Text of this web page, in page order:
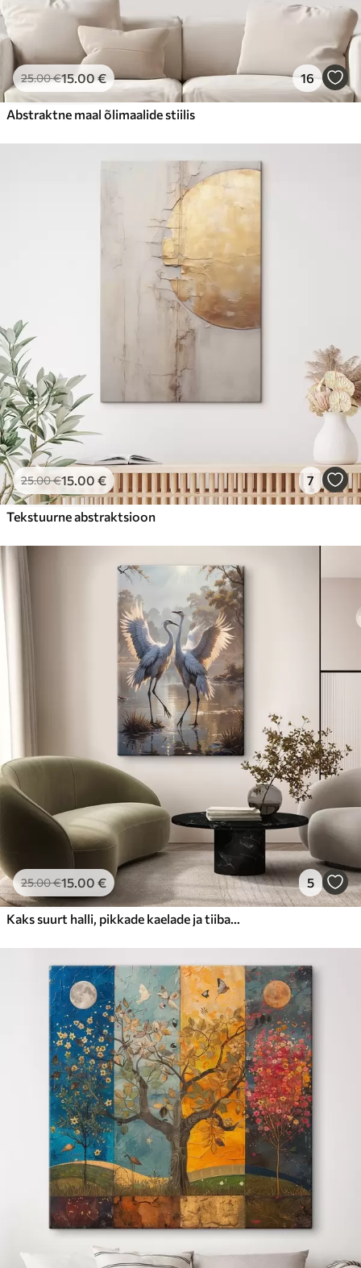
25.00€15.00€ 16
Abstraktne maal õlimaalide stiilis
25.00€15.00 € 7
Tekstuurne abstraktsioon
25.00€15.00 € 5
Kaks suurt halli, pikkade kaelade ja tiibadega kraanat, mis seisavad puudest ümbritsetud udujärves